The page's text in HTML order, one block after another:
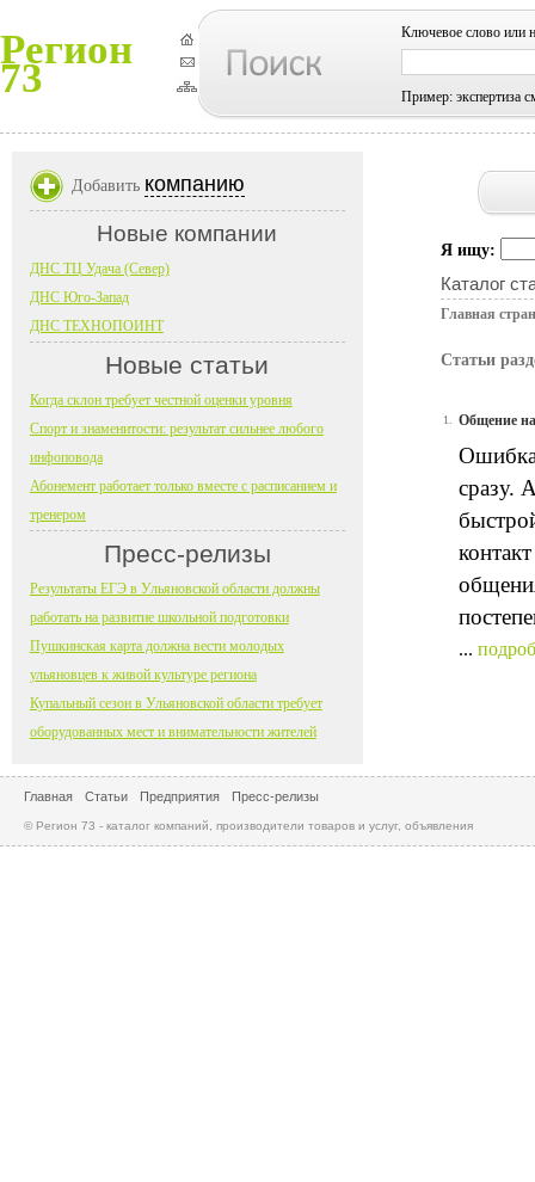
Регион
73
Ключевое слово или
Пример: экспертиза
Я ищу:
Каталог
Главная
Статьи
1. Общение
Ошибка
сразу.
...
Добавить компанию
Новые компании
ДНС ТЦ Удача (Север)
ДНС Юго-Запад
ДНС ТЕХНОПОИНТ
Новые статьи
Когда склон требует честной оценки уровня
Спорт и знаменитости: результат сильнее любого
инфоповода
Абонемент работает только вместе с расписанием и
тренером
Пресс-релизы
Результаты ЕГЭ в Ульяновской области должны
работать на развитие школьной подготовки
Пушкинская карта должна вести молодых
ульяновцев к живой культуре региона
Купальный сезон в Ульяновской области требует
оборудованных мест и внимательности жителей
Главная Статьи Предприятия Пресс-релизы
© Регион 73 - каталог компаний, производители товаров и услуг, объявления